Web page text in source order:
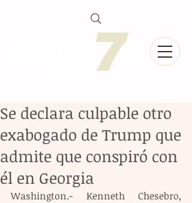
Se declara culpable otro
exabogado de Trump que
admite que conspiró con
él en Georgia
Washington.- Kenneth Chesebro,